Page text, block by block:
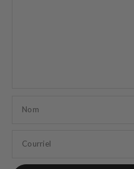
Nom
Courriel